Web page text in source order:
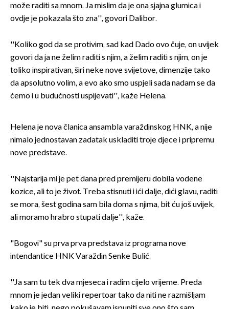
može raditi sa mnom. Ja mislim da je ona sjajna glumica i
ovdje je pokazala što zna'', govori Dalibor.
''Koliko god da se protivim, sad kad Dado ovo čuje, on uvijek
govori da ja ne želim raditi s njim, a želim raditi s njim, on je
toliko inspirativan, širi neke nove svijetove, dimenzije tako
da apsolutno volim, a evo ako smo uspjeli sada nadam se da
ćemo i u budućnosti uspijevati'', kaže Helena.
Helena je nova članica ansambla varaždinskog HNK, a nije
nimalo jednostavan zadatak uskladiti troje djece i pripremu
nove predstave.
''Najstarija mi je pet dana pred premijeru dobila vodene
kozice, ali to je život. Treba stisnuti i ići dalje, dići glavu, raditi
se mora, šest godina sam bila doma s njima, bit ću još uvijek,
ali moramo hrabro stupati dalje'', kaže.
"Bogovi" su prva prva predstava iz programa nove
intendantice HNK Varaždin Senke Bulić.
''Ja sam tu tek dva mjeseca i radim cijelo vrijeme. Preda
mnom je jedan veliki repertoar tako da niti ne razmišljam